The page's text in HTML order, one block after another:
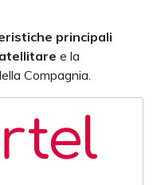
principali
e la
Compagnia.